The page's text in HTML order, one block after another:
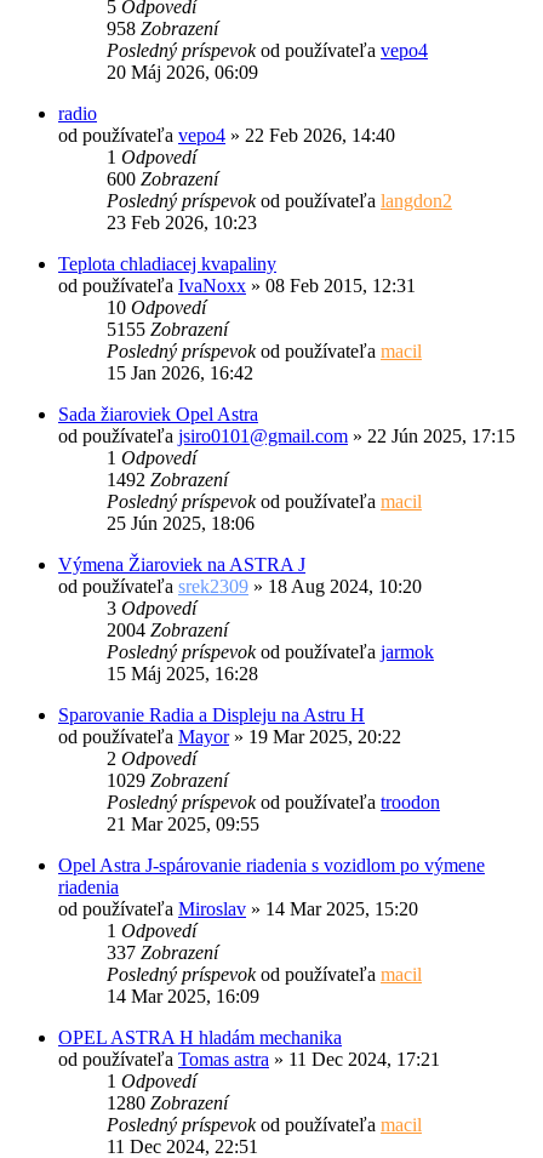
5 Odpovedí
958 Zobrazení
Posledný príspevokod používateľa vepo4
20 Máj 2026, 06:09
radio
od používateľa vepo4 » 22 Feb 2026, 14:40
1 Odpovedí
600 Zobrazení
Posledný príspevokod používateľa langdon2
23 Feb 2026, 10:23
Teplota chladiacej kvapaliny
od používateľa IvaNoxx » 08 Feb 2015, 12:31
10 Odpovedí
5155 Zobrazení
Posledný príspevokod používateľa macil
15 Jan 2026, 16:42
Sada žiaroviek Opel Astra
od používateľa jsiro0101@gmail.com » 22 Jún 2025, 17:15
1 Odpovedí
1492 Zobrazení
Posledný príspevokod používateľa macil
25 Jún 2025, 18:06
Výmena Žiaroviek na ASTRA J
od používateľa srek2309 » 18 Aug 2024, 10:20
3 Odpovedí
2004 Zobrazení
Posledný príspevokod používateľa jarmok
15 Máj 2025, 16:28
Sparovanie Radia a Displeju na Astru H
od používateľa Mayor» 19 Mar 2025, 20:22
2 Odpovedí
1029 Zobrazení
Posledný príspevokod používateľa troodon
21 Mar 2025, 09:55
Opel Astra J-spárovanie riadenia s vozidlom po výmene
riadenia
od používateľa Miroslav » 14 Mar 2025, 15:20
1 Odpovedí
337 Zobrazení
Posledný príspevokod používateľa macil
14 Mar 2025, 16:09
OPEL ASTRA H hladám mechanika
od používateľa Tomas astra » 11 Dec 2024, 17:21
1 Odpovedí
1280 Zobrazení
Posledný príspevokod používateľa macil
11 Dec 2024, 22:51